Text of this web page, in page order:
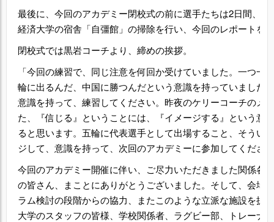
最後に、今回のアカデミー閉校式の前に選手たちは2日間、
経済大学の宿舎「自彊館」の掃除を行い、今回のレポートを
閉校式では黒岩コーチより、締めの挨拶。
「今回の練習で、同じ注意を何回か受けていました。一つ一
輪に出るんだ、中国に勝つんだという意識を持っていまし
意識を持って、練習してください。昨夜のケリーコーチのメ
た、『信じる』ということには、『イメージする』という意
ると思います。五輪に代表選手として出場すること、そうい
ジして、意識を持って、次回のアカデミーに参加してくださ
今回のアカデミー開催に伴い、ご尽力いただきました関係各
の皆さん、まことにありがとうございました。そして、会場
ラム検討の段階からの協力、またこのような立派な施設を提
大学のスタッフの皆様、学校関係者、ラグビー部、トレーナ